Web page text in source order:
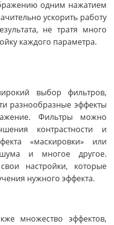
одним нажатием
ускорить работу
не тратя много
каждого параметра.
выбор фильтров,
разнообразные эффекты
Фильтры можно
контрастности и
«маскировки» или
шума и многое другое.
настройки, которые
нужного эффекта.
множество эффектов,